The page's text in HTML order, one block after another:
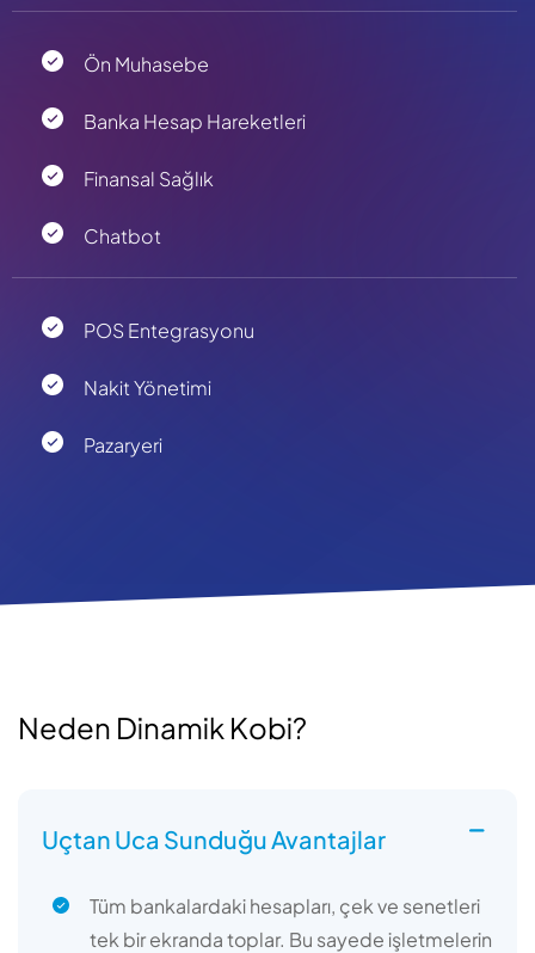
Ön Muhasebe
Banka Hesap Hareketleri
Finansal Sağlık
Chatbot
POS Entegrasyonu
Nakit Yönetimi
Pazaryeri
Neden Dinamik Kobi?
Uçtan Uca Sunduğu Avantajlar
Tüm bankalardaki hesapları, çek ve senetleri
tek bir ekranda toplar. Bu sayede işletmelerin